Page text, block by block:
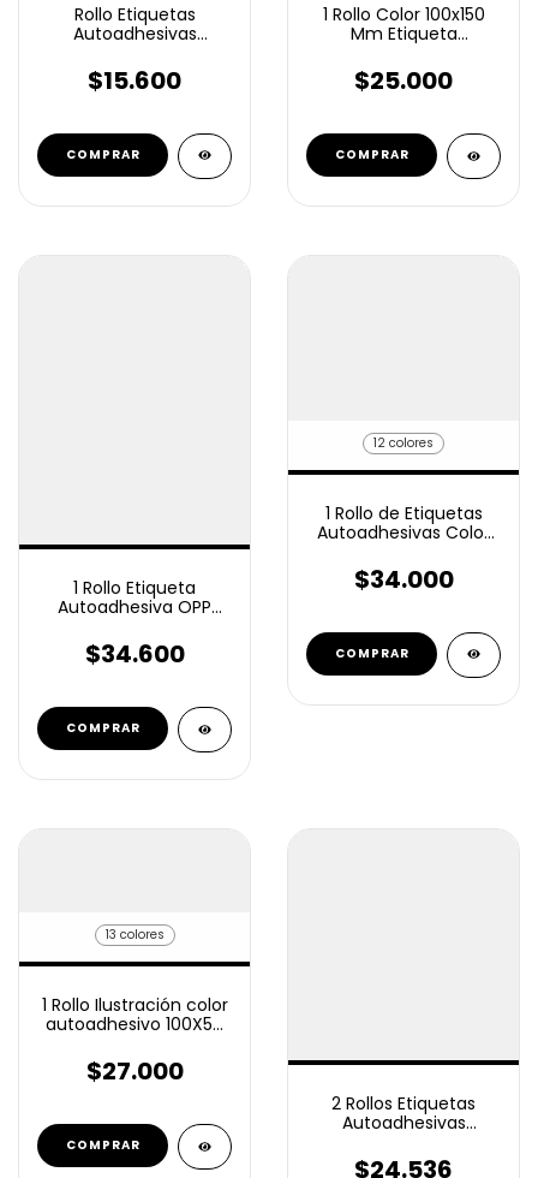
Rollo Etiquetas
Autoadhesivas
350 U
$15.600
1 Rollo Color 100x150
Mm Etiqueta
unidades a Elección
$25.000
COMPRAR
1 Rollo Etiqueta
Autoadhesiva OPP
Plastica
$34.600
12 colores
1 Rollo de Etiquetas
Autoadhesivas Color
Unidades
$34.000
COMPRAR
13 colores
1 Rollo Ilustración color
autoadhesivo 100X50
$27.000
COMPRAR
2 Rollos Etiquetas
Autoadhesivas
Mm 1000 unidades
$24.536